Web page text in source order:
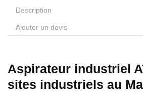
Description
Ajouter un devis
Aspirateur industriel
sites industriels au